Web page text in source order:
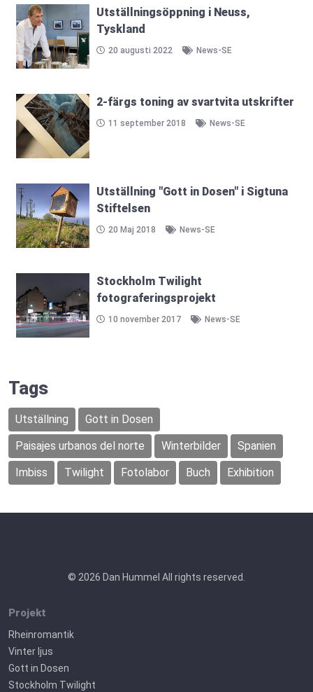
Utställningsöppning i Neuss,
Tyskland
20 augusti 2022 News-SE
2-färgs toning av svartvita utskrifter
11 september 2018 News-SE
Utställning "Gott in Dosen" i Sigtuna
Stiftelsen
20 Maj 2018 News-SE
Stockholm Twilight
fotograferingsprojekt
10 november 2017 News-SE
Tags
Utställning
Gott in Dosen
Paisajes urbanos del norte
Winterbilder
Spanien
Imbiss
Twilight Fotolabor Buch Exhibition
© 2026 Dan Hummel All rights reserved.
Projekt
Rheinromantik
Vinter ljus
Gott in Dosen
Stockholm Twilight